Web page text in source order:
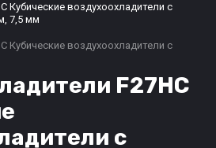
Кубические воздухоохладители с
7,5 мм
Кубические воздухоохладители с
F27HC
с